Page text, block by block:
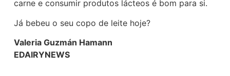
carne e consumir produtos lácteos é bom para si.
Já bebeu o seu copo de leite hoje?
Valeria Guzmán Hamann
EDAIRYNEWS